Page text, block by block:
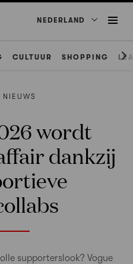
NEDERLAND
CULTUUR SHOPPING
NIEUWS
wordt
dankzij
supporterslook? Vogue